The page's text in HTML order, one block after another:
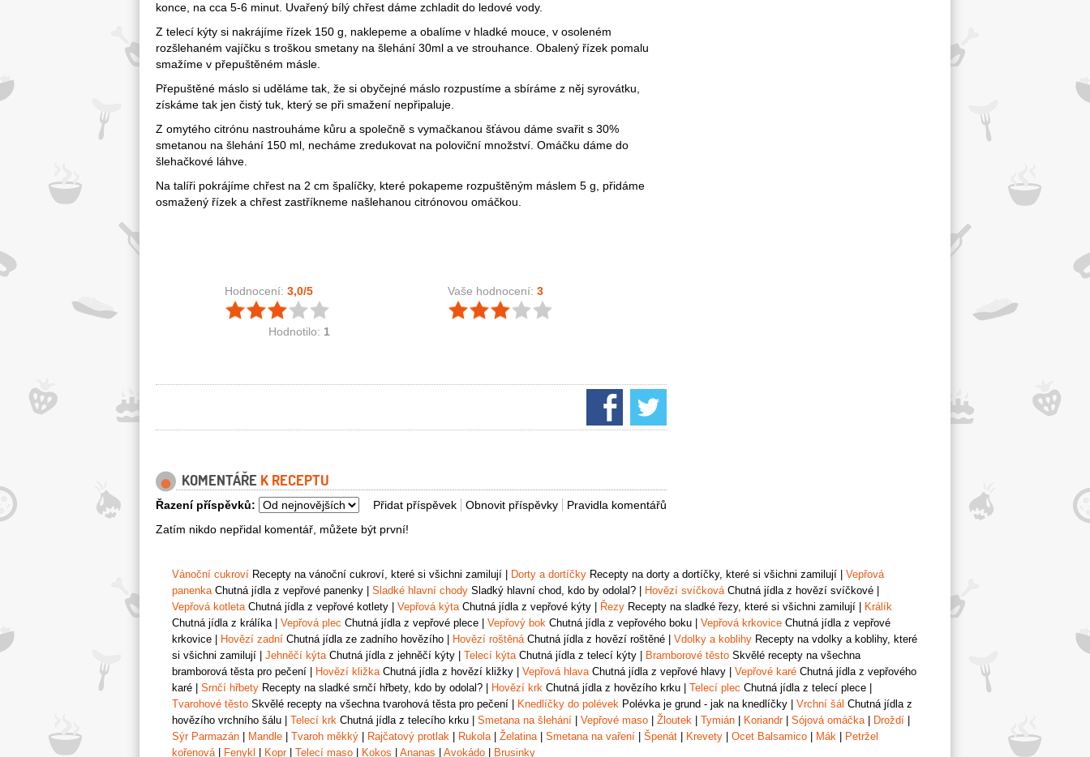
konce, na cca 5-6 minut. Uvařený bílý chřest dáme zchladit do ledové vody.
Z telecí kýty si nakrájíme řízek 150 g, naklepeme a obalíme v hladké mouce, v osoleném
rozšlehaném vajíčku s troškou smetany na šlehání 30ml a ve strouhance. Obalený řízek pomalu
smažíme v přepuštěném másle.
Přepuštěné máslo si uděláme tak, že si obyčejné máslo rozpustíme a sbíráme z něj syrovátku,
získáme tak jen čistý tuk, který se při smažení nepřipaluje.
Z omytého citrónu nastrouháme kůru a společně s vymačkanou šťávou dáme svařit s 30%
smetanou na šlehání 150 ml, necháme zredukovat na poloviční množství. Omáčku dáme do
šlehačkové láhve.
Na talíři pokrájíme chřest na 2 cm špalíčky, které pokapeme rozpuštěným máslem 5 g, přidáme
osmažený řízek a chřest zastříkneme našlehanou citrónovou omáčkou.
Hodnocení: 3,0/5
Hodnotilo: 1
Vaše hodnocení: 3
KOMENTÁŘE K RECEPTU
Pravidla komentářů
Obnovit příspěvky
Přidat příspěvek
Řazení příspěvků:
Zatím nikdo nepřidal komentář, můžete být první!
Vánoční cukroví Recepty na vánoční cukroví, které si všichni zamilují Dorty a dortíčky Recepty na dorty a dortíčky, které si všichni zamilují
Vepřová
panenkaChutná jídla z vepřové panenky Sladké hlavní chody Sladký hlavní chod, kdo by odolal? Hovězí svíčkováChutná jídla z hovězí svíčkové
Vepřová kotletaChutná jídla z vepřové kotlety Vepřová kýtaChutná jídla z vepřové kýty Řezy Recepty na sladké řezy, které si všichni zamilují
Králík
Chutná jídla z králíka| Vepřová plec Chutná jídla z vepřové plece Vepřový bok Chutná jídla z vepřového boku Vepřová krkovice Chutná jídla z vepřové
krkovice
Hovězí zadní Chutná jídla ze zadního hovězího Hovězí roštěnáChutná jídla z hovězí roštěné Vdolky a koblihy Recepty na vdolky a koblihy, které
si všichni zamilují
Jehněčí kýtaChutná jídla z jehněčí kýty Telecí kýtaChutná jídla z telecí kýty Bramborové těsto Skvělé recepty na všechna
bramborová těsta pro pečení
Hovězí kližkaChutná jídla z hovězí kližky Vepřová hlavaChutná jídla z vepřové hlavy Vepřové karé Chutná jídla z vepřového
karé
Srnčí hřbety Recepty na sladké srnčí hřbety, kdo by odolal? Hovězí krk Chutná jídla z hovězího krku Telecí plec Chutná jídla z telecí plece
Tvarohové těsto Skvělé recepty na všechna tvarohová těsta pro pečení Knedlíčky do polévek Polévka je grund - jak na knedlíčky Vrchní šál Chutná jídla z
hovězího vrchního šálu
Telecí krk Chutná jídla z telecího krku Smetana na šlehání Vepřové maso Žloutek Tymián Koriandr| Sójová omáčka| Droždí
Sýr Parmazán
Mandle Tvaroh měkký Rajčatový protlak Rukola| Želatina| Smetana na vaření Špenát Krevety Ocet Balsamico Mák
Petržel
kořenová| Fenykl Kopr| Telecí maso Kokos Ananas Avokádo Brusinky